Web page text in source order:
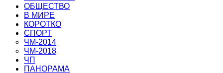
ОБЩЕСТВО
В МИРЕ
КОРОТКО
СПОРТ
ЧМ-2014
ЧМ-2018
ЧП
ПАНОРАМА